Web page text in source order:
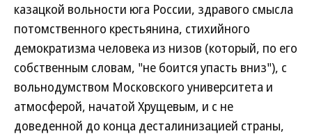
казацкой вольности юга России, здравого смысла
потомственного крестьянина, стихийного
демократизма человека из низов (который, по его
собственным словам, "не боится упасть вниз"), с
вольнодумством Московского университета и
атмосферой, начатой Хрущевым, и с не
доведенной до конца десталинизацией страны,